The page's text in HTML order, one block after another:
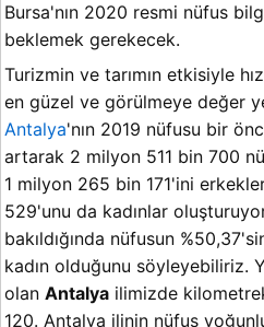
Bursa'nın 2020 resmi nüfus
beklemek gerekecek.
Turizmin ve tarımın etkisiyle
en güzel ve görülmeye değer
Antalya'nın 2019 nüfusu bir
artarak 2 milyon 511 bin 700
1 milyon 265 bin 171'ini
529'unu da kadınlar
bakıldığında nüfusun
kadın olduğunu söyleyebiliriz.
olan Antalya ilimizde
120. Antalya ilinin nüfus